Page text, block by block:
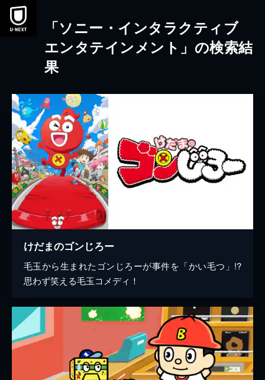
本文へスキップ
「ソニー・インタラクティブ
エンタテインメント」の検索結
果
けだまのゴンじろー
毛玉から生まれたゴンじろーが事件を「かい毛つ」!?
思わず笑える毛玉コメディ！